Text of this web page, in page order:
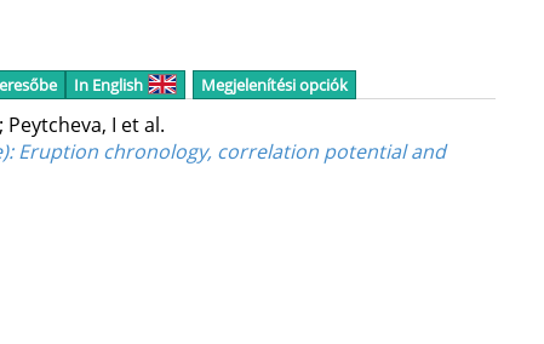
In English Megjelenítési opciók
; Peytcheva, I et al.
Eruption chronology, correlation potential and